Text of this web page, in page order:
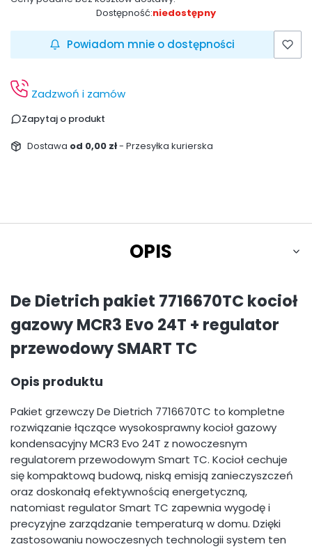
Dostępność:niedostępny
Powiadom mnie o dostępności
Zadzwoń i zamów
Zapytaj o produkt
Dostawa od 0,00 zł- Przesyłka kurierska
OPIS
De Dietrich pakiet 7716670TC kocioł
gazowy MCR3 Evo 24T + regulator
przewodowy SMART TC
Opis produktu
Pakiet grzewczy De Dietrich 7716670TC to kompletne
rozwiązanie łączące wysokosprawny kocioł gazowy
kondensacyjny MCR3 Evo 24T z nowoczesnym
regulatorem przewodowym Smart TC. Kocioł cechuje
się kompaktową budową, niską emisją zanieczyszczeń
oraz doskonałą efektywnością energetyczną,
natomiast regulator Smart TC zapewnia wygodę i
precyzyjne zarządzanie temperaturą w domu. Dzięki
zastosowaniu nowoczesnych technologii system ten